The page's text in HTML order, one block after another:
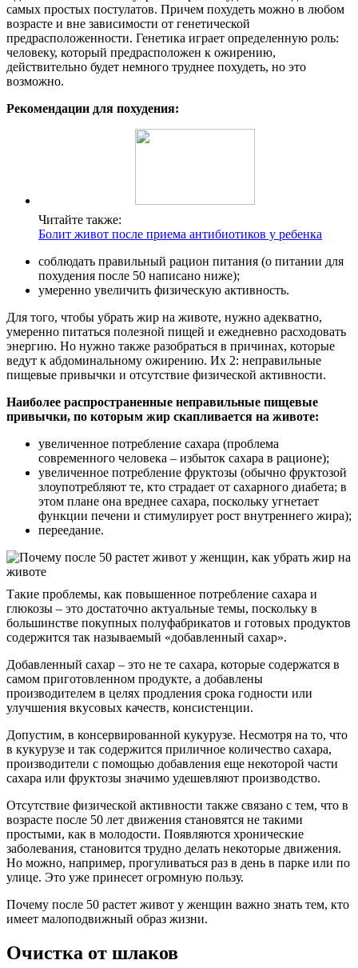
самых простых постулатов. Причем похудеть можно в любом
возрасте и вне зависимости от генетической
предрасположенности. Генетика играет определенную роль:
человеку, который предрасположен к ожирению,
действительно будет немного труднее похудеть, но это
возможно.
Рекомендации для похудения:
Читайте также:
Болит живот после приема антибиотиков у ребенка
соблюдать правильный рацион питания (о питании для
похудения после 50 написано ниже);
умеренно увеличить физическую активность.
Для того, чтобы убрать жир на животе, нужно адекватно,
умеренно питаться полезной пищей и ежедневно расходовать
энергию. Но нужно также разобраться в причинах, которые
ведут к абдоминальному ожирению. Их 2: неправильные
пищевые привычки и отсутствие физической активности.
Наиболее распространенные неправильные пищевые
привычки, по которым жир скапливается на животе:
увеличенное потребление сахара (проблема
современного человека – избыток сахара в рационе);
увеличенное потребление фруктозы (обычно фруктозой
злоупотребляют те, кто страдает от сахарного диабета; в
этом плане она вреднее сахара, поскольку угнетает
функции печени и стимулирует рост внутреннего жира);
переедание.
Такие проблемы, как повышенное потребление сахара и
глюкозы – это достаточно актуальные темы, поскольку в
большинстве покупных полуфабрикатов и готовых продуктов
содержится так называемый «добавленный сахар».
Добавленный сахар – это не те сахара, которые содержатся в
самом приготовленном продукте, а добавлены
производителем в целях продления срока годности или
улучшения вкусовых качеств, консистенции.
Допустим, в консервированной кукурузе. Несмотря на то, что
в кукурузе и так содержится приличное количество сахара,
производители с помощью добавления еще некоторой части
сахара или фруктозы значимо удешевляют производство.
Отсутствие физической активности также связано с тем, что в
возрасте после 50 лет движения становятся не такими
простыми, как в молодости. Появляются хронические
заболевания, становится трудно делать некоторые движения.
Но можно, например, прогуливаться раз в день в парке или по
улице. Это уже принесет огромную пользу.
Почему после 50 растет живот у женщин важно знать тем, кто
имеет малоподвижный образ жизни.
Очистка от шлаков